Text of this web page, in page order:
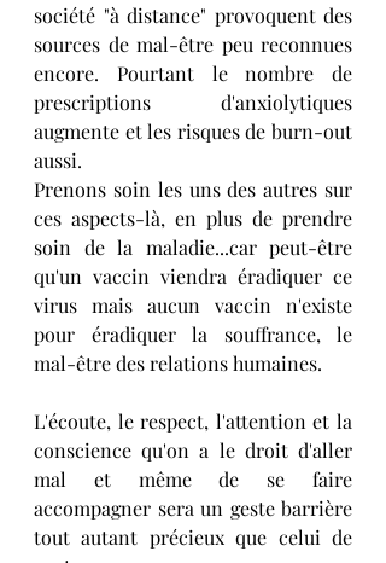
société "à distance" provoquent des
sources de mal-être peu reconnues
encore. Pourtant le nombre de
prescriptions d'anxiolytiques
augmente et les risques de burn-out
aussi.
Prenons soin les uns des autres sur
ces aspects-là, en plus de prendre
soin de la maladie...car peut-être
qu'un vaccin viendra éradiquer ce
virus mais aucun vaccin n'existe
pour éradiquer la souffrance, le
mal-être des relations humaines.
L'écoute, le respect, l'attention et la
conscience qu'on a le droit d'aller
mal et même de se faire
accompagner sera un geste barrière
tout autant précieux que celui de